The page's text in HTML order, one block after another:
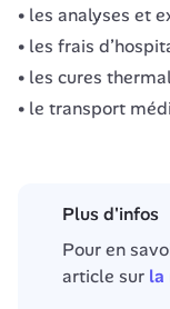
les analyses et
les frais
les cures
le transport
Plus d'infos
Pour en
article sur la